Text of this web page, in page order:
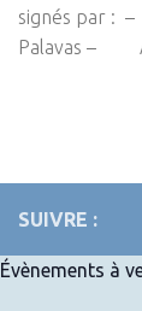
signés par
Palavas –
SUIVRE :
Évènements à